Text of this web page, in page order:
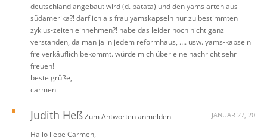
deutschland angebaut wird (d. batata) und den yams arten aus
südamerika?! darf ich als frau yamskapseln nur zu bestimmten
zyklus-zeiten einnehmen?! habe das leider noch nicht ganz
verstanden, da man ja in jedem reformhaus, …. usw. yams-kapseln
freiverkäuflich bekommt. würde mich über eine nachricht sehr
freuen!
beste grüße,
carmen
Judith HeßZum Antworten anmelden JANUAR 27, 20
Hallo liebe Carmen,